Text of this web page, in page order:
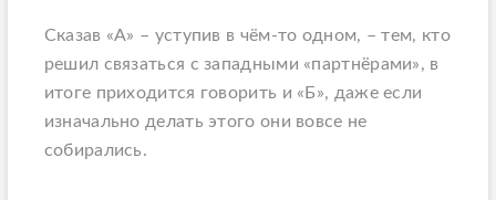
Сказав «А» – уступив в чём-то одном, – тем, кто
решил связаться с западными «партнёрами», в
итоге приходится говорить и «Б», даже если
изначально делать этого они вовсе не
собирались.